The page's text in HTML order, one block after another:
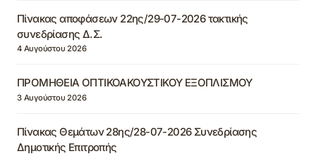
Πίνακας αποφάσεων 22ης/29-07-2026 τακτικής
συνεδρίασης Δ.Σ.
4 Αυγούστου 2026
ΠΡΟΜΗΘΕΙΑ ΟΠΤΙΚΟΑΚΟΥΣΤΙΚΟΥ ΕΞΟΠΛΙΣΜΟΥ
3 Αυγούστου 2026
Πίνακας Θεμάτων 28ης/28-07-2026 Συνεδρίασης
Δημοτικής Επιτροπής